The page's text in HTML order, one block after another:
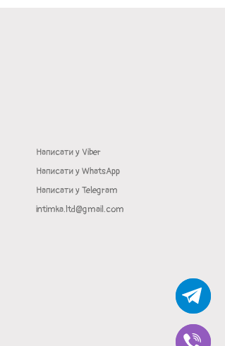
Написати у Viber
Написати у WhatsApp
Написати у Telegram
intimka.ltd@gmail.com